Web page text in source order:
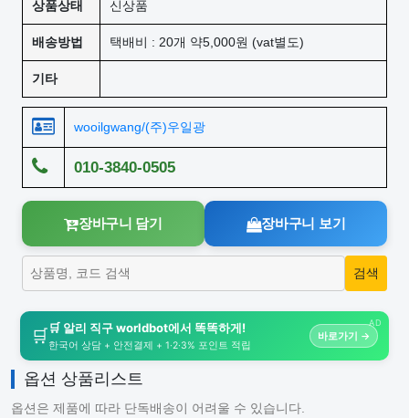
상품상태 신상품
배송방법 택배비 : 20개 약5,000원 (vat별도)
기타
wooilgwang/(주)우일광
010-3840-0505
장바구니 담기 장바구니 보기
AD
🛒🛒 알리 직구 worldbot에서 똑똑하게!
한국어 상담 + 안전결제 + 1·2·3% 포인트 적립
바로가기 →
옵션 상품리스트
옵션은 제품에 따라 단독배송이 어려울 수 있습니다.